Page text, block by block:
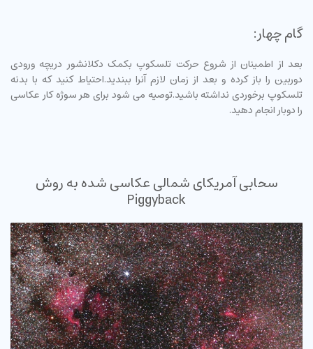
گام چهار:
بعد از اطمینان از شروع حرکت تلسکوپ بکمک دکلانشور دریچه ورودی
دوربین را باز کرده و بعد از زمان لازم آنرا ببندید.احتیاط کنید که با بدنه
تلسکوپ برخوردی نداشته باشید.توصیه می شود برای هر سوژه کار عکاسی
را دوبار انجام دهید.
سحابی آمریکای شمالی عکاسی شده به روش
Piggyback